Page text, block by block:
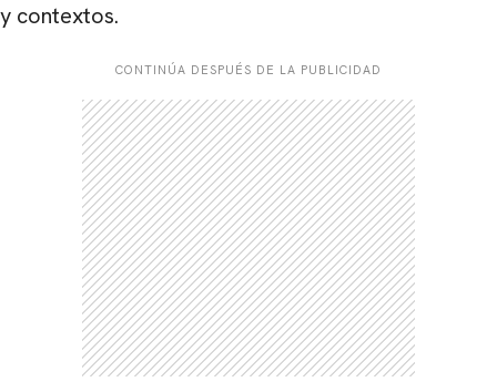
y contextos.
CONTINÚA DESPUÉS DE LA PUBLICIDAD